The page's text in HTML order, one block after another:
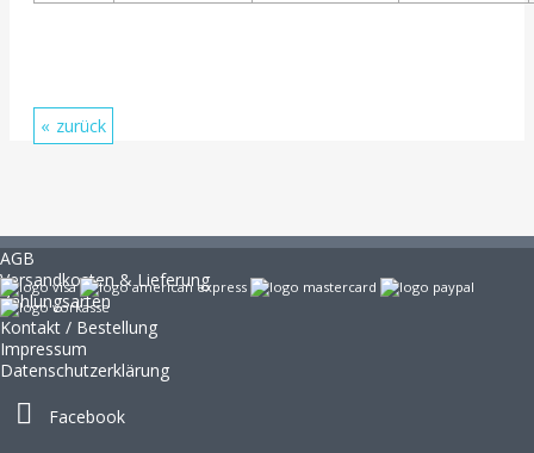
zurück
AGB
Versandkosten & Lieferung
Zahlungsarten
Kontakt / Bestellung
Impressum
Datenschutzerklärung
Facebook